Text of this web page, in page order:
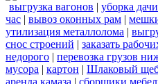
выгрузка вагонов | уборка
час | вывоз оконных рам |
утилизация металлолома |
снос строений | заказать
недорого | перевозка грузов
мусора | картон | Шлаковый